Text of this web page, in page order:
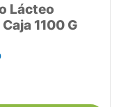
Lácteo
1100 G